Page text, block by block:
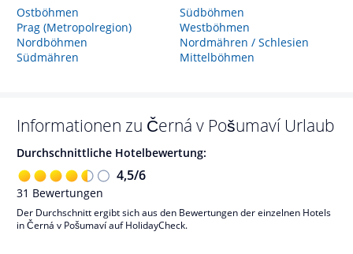
Ostböhmen
Prag (Metropolregion)
Nordböhmen
Südmähren
Südböhmen
Westböhmen
Nordmähren / Schlesien
Mittelböhmen
Informationen zu Černá v Pošumaví Urlaub
Durchschnittliche Hotelbewertung:
4,5/6
31 Bewertungen
Der Durchschnitt ergibt sich aus den Bewertungen der einzelnen Hotels
in Černá v Pošumaví auf HolidayCheck.